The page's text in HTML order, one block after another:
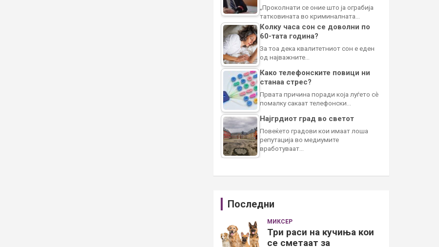
„Проколнати се оние што ја ограбија
татковината во криминалната…
Колку часа сон се доволни по
60-тата година?
За тоа дека квалитетниот сон е еден
од најважните…
Како телефонските повици ни
станаа стрес?
Првата причина поради која луѓето сè
помалку сакаат телефонски…
Најгрдиот град во светот
Повеќето градови кои имаат лоша
репутација во медиумите
вработуваат…
Последни
МИКСЕР
Три раси на кучиња кои
се сметаат за